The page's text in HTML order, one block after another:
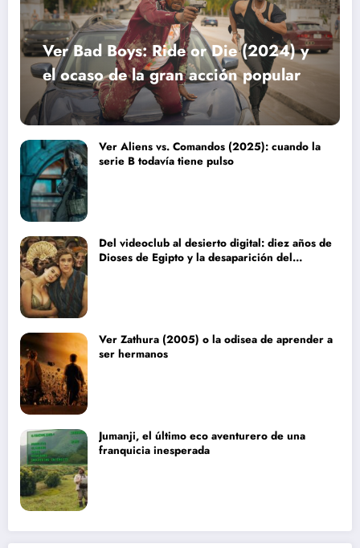
Ver Bad Boys: Ride or Die (2024) y
el ocaso de la gran acción popular
Ver Aliens vs. Comandos (2025): cuando la
serie B todavía tiene pulso
Del videoclub al desierto digital: diez años de
Dioses de Egipto y la desaparición del
Ver Zathura (2005) o la odisea de aprender a
ser hermanos
Jumanji, el último eco aventurero de una
franquicia inesperada